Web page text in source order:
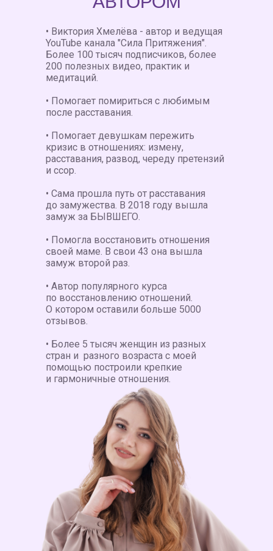
• Виктория Хмелёва - автор и ведущая
YouTube канала "Сила Притяжения".
Более 100 тысяч подписчиков, более
200 полезных видео, практик и
медитаций.
• Помогает помириться с любимым
после расставания.
• Помогает девушкам пережить
кризис в отношениях: измену,
расставания, развод, череду претензий
и ссор.
• Сама прошла путь от расставания
до замужества. В 2018 году вышла
замуж за БЫВШЕГО.
• Помогла восстановить отношения
своей маме. В свои 43 она вышла
замуж второй раз.
• Автор популярного курса
по восстановлению отношений.
О котором оставили больше 5000
отзывов.
• Более 5 тысяч женщин из разных
стран и разного возраста с моей
помощью построили крепкие
и гармоничные отношения.